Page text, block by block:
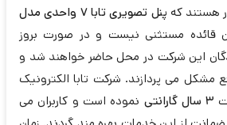
هستند که
پنل تصویری تابا 7 واحدی مدل
قائده مستثنی نیست و در صورت بروز
این شرکت در محل حاضر خواهند شد و
مشکل می پردازند. شرکت تابا الکترونیک
3 سال گارانتی
نموده است و کاربران می